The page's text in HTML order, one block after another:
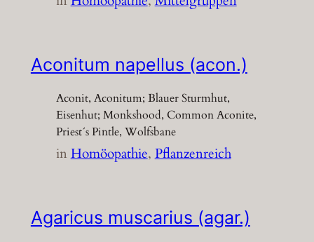
Aconitum napellus (acon.)
Aconit, Aconitum; Blauer Sturmhut,
Eisenhut; Monkshood, Common Aconite,
Priest´s Pintle, Wolfsbane
inHomöopathie, Pflanzenreich
Agaricus muscarius (agar.)